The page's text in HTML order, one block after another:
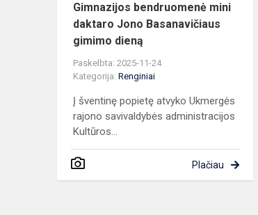
Gimnazijos bendruomenė mini
daktaro Jono Basanavičiaus
gimimo dieną
Paskelbta: 2025-11-24
Kategorija: Renginiai
Į šventinę popietę atvyko Ukmergės
rajono savivaldybės administracijos
Kultūros...
Plačiau